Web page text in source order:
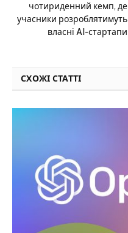
чотириденний кемп, де
учасники розроблятимуть
власні AI-стартапи
СХОЖІ СТАТТІ